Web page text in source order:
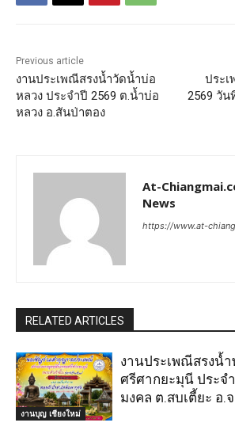
Previous article
งานประเพณีสรงน้ำวัดน้ำบ่อ
หลวง ประจำปี 2569 ต.น้ำบ่อ
หลวง อ.สันป่าตอง
ประ
2569 วั
At-
News
https://www.at-
RELATED ARTICLES
งานบุญ เชียงใหม่
งานประเพณีสรงน้
ศรีศากยะมุนี ประจ
มงคล ต.สบเตี้ยะ อ.